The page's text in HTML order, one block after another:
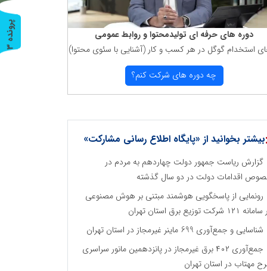
دوره های حرفه ای تولیدمحتوا و روابط عمومی
استخدام گوگل در هر كسب و كار (آشنایی با سئوی محتوا)
چه دوره های شركت كنم؟
بیشتر بخوانید از «پایگاه اطلاع رسانی مشارکت»
گزارش ریاست جمهور دولت چهاردهم به مردم در
اقدامات دولت در دو سال گذشته
رونمایی از پاسخگویی هوشمند مبتنی بر هوش مصنوعی
۱۲۱ شرکت توزیع برق استان تهران
شناسایی و جمع‌آوری 699 ماینر غیرمجاز در استان تهران
جمع‌آوری ۴۰۲ برق غیرمجاز در پانزدهمین مانور سراسری
مهتاب در استان تهران
پ
ر
و
ن
د
ه
3